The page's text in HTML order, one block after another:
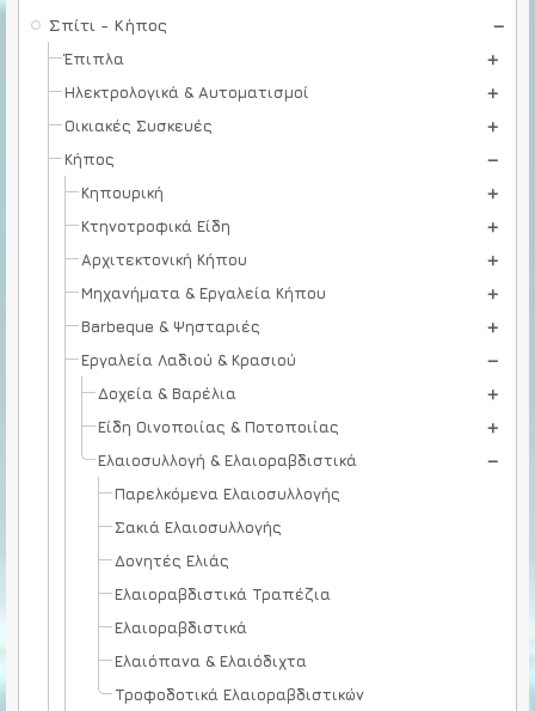
Σπίτι - Κήπος
Έπιπλα
Ηλεκτρολογικά & Αυτοματισμοί
Οικιακές Συσκευές
Κήπος
Κηπουρική
Κτηνοτροφικά Είδη
Αρχιτεκτονική Κήπου
Μηχανήματα & Εργαλεία Κήπου
Barbeque & Ψησταριές
Εργαλεία Λαδιού & Κρασιού
Δοχεία & Βαρέλια
Είδη Οινοποιίας & Ποτοποιίας
Ελαιοσυλλογή & Ελαιοραβδιστικά
Παρελκόμενα Ελαιοσυλλογής
Σακιά Ελαιοσυλλογής
Δονητές Ελιάς
Ελαιοραβδιστικά Τραπέζια
Ελαιοραβδιστικά
Ελαιόπανα & Ελαιόδιχτα
Τροφοδοτικά Ελαιοραβδιστικών